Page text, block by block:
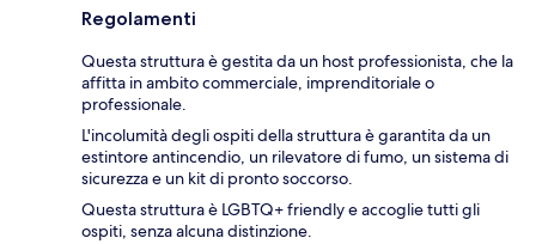
Regolamenti
Questa struttura è gestita da un host professionista, che la
affitta in ambito commerciale, imprenditoriale o
professionale.
L'incolumità degli ospiti della struttura è garantita da un
estintore antincendio, un rilevatore di fumo, un sistema di
sicurezza e un kit di pronto soccorso.
Questa struttura è LGBTQ+ friendly e accoglie tutti gli
ospiti, senza alcuna distinzione.